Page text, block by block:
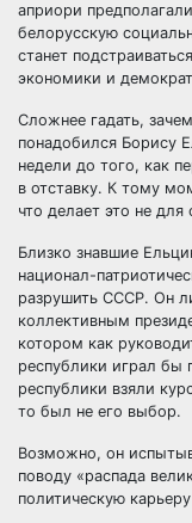
априори
белорусскую
станет
экономики и
Сложнее гадать,
понадобился Борису
недели до того, как
в отставку. К тому
что делает это не для
Близко знавшие
национал-
разрушить СССР. Он
коллективным
котором как
республики играл бы
республики взяли
то был не его выбор.
Возможно, он
поводу «распада
политическую